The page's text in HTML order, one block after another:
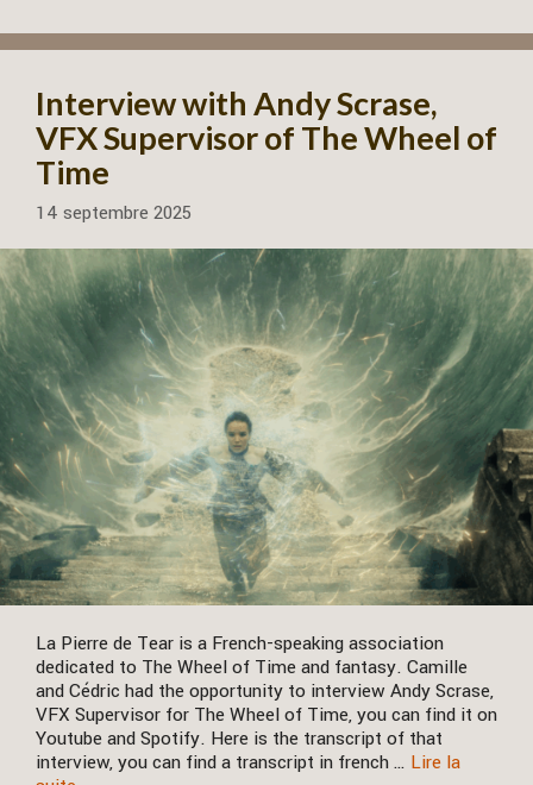
Interview with Andy Scrase,
VFX Supervisor of The Wheel of
Time
14 septembre 2025
La Pierre de Tear is a French-speaking association
dedicated to The Wheel of Time and fantasy. Camille
and Cédric had the opportunity to interview Andy Scrase,
VFX Supervisor for The Wheel of Time, you can find it on
Youtube and Spotify. Here is the transcript of that
interview, you can find a transcript in french … Lire la